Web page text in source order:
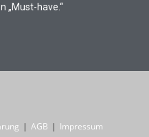
„Must-have.“
AGB Impressum